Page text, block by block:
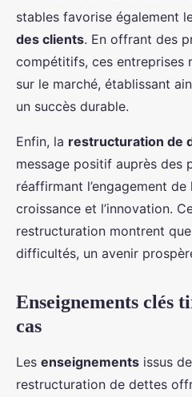
stables favorise également
des clients. En offrant des
compétitifs, ces entreprises
sur le marché, établissant
un succès durable.
Enfin, la restructuration de
message positif auprès des
réaffirmant l’engagement de
croissance et l’innovation.
restructuration montrent
difficultés, un avenir
Enseignements clés
cas
Les enseignements issus
restructuration de dettes